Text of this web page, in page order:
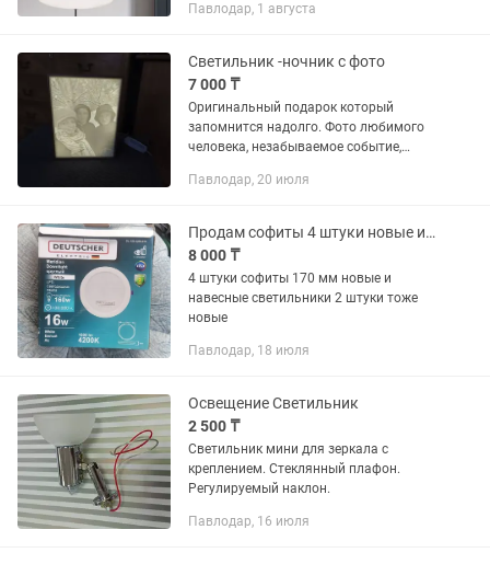
Павлодар, 1 августа
Светильник -ночник с фото
7 000 ₸
Оригинальный подарок который
запомнится надолго. Фото любимого
человека, незабываемое событие,
вечер
Павлодар, 20 июля
Продам софиты 4 штуки новые и навесные светильники 2 штуки новые
8 000 ₸
4 штуки софиты 170 мм новые и
навесные светильники 2 штуки тоже
новые
Павлодар, 18 июля
Освещение Светильник
2 500 ₸
Светильник мини для зеркала с
креплением. Стеклянный плафон.
Регулируемый наклон.
Павлодар, 16 июля